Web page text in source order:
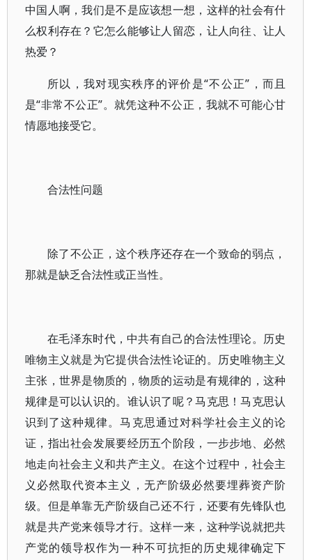
中国人啊，我们是不是应该想一想，这样的社会有什
么权利存在？它怎么能够让人留恋，让人向往、让人
热爱？
所以，我对现实秩序的评价是“不公正”，而且
是“非常不公正”。就凭这种不公正，我就不可能心甘
情愿地接受它。
合法性问题
除了不公正，这个秩序还存在一个致命的弱点，
那就是缺乏合法性或正当性。
在毛泽东时代，中共有自己的合法性理论。历史
唯物主义就是为它提供合法性论证的。历史唯物主义
主张，世界是物质的，物质的运动是有规律的，这种
规律是可以认识的。谁认识了呢？马克思！马克思认
识到了这种规律。马克思通过对科学社会主义的论
证，指出社会发展要经历五个阶段，一步步地、必然
地走向社会主义和共产主义。在这个过程中，社会主
义必然取代资本主义，无产阶级必然要埋葬资产阶
级。但是单靠无产阶级自己还不行，还要有先锋队也
就是共产党来领导才行。这样一来，这种学说就把共
产党的领导权作为一种不可抗拒的历史规律确定下